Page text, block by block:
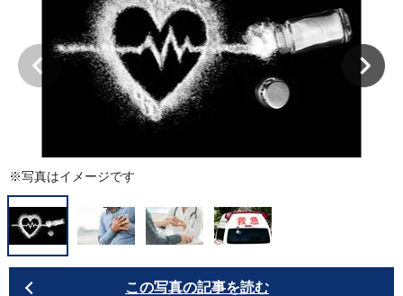
※写真はイメージです
この写真の記事を読む